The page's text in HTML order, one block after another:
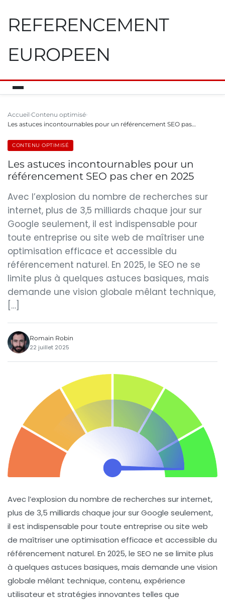
REFERENCEMENT
EUROPEEN
Accueil Contenu optimisé
Les astuces incontournables pour un référencement SEO pas…
CONTENU OPTIMISÉ
Les astuces incontournables pour un
référencement SEO pas cher en 2025
Avec l’explosion du nombre de recherches sur
internet, plus de 3,5 milliards chaque jour sur
Google seulement, il est indispensable pour
toute entreprise ou site web de maîtriser une
optimisation efficace et accessible du
référencement naturel. En 2025, le SEO ne se
limite plus à quelques astuces basiques, mais
demande une vision globale mêlant technique,
[…]
Romain Robin
22 juillet 2025
Avec l’explosion du nombre de recherches sur internet,
plus de 3,5 milliards chaque jour sur Google seulement,
il est indispensable pour toute entreprise ou site web
de maîtriser une optimisation efficace et accessible du
référencement naturel. En 2025, le SEO ne se limite plus
à quelques astuces basiques, mais demande une vision
globale mêlant technique, contenu, expérience
utilisateur et stratégies innovantes telles que